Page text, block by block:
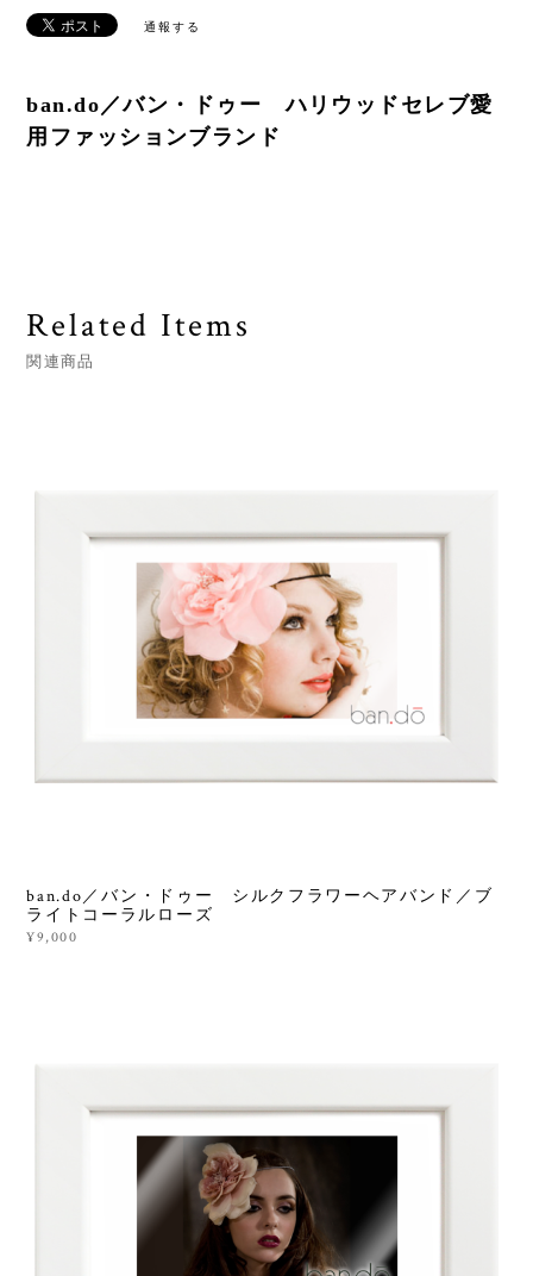
通報する
ban.do／バン・ドゥー ハリウッドセレブ愛
用ファッションブランド
Related Items
関連商品
ban.do／バン・ドゥー シルクフラワーヘアバンド／ブ
ライトコーラルローズ
¥9,000